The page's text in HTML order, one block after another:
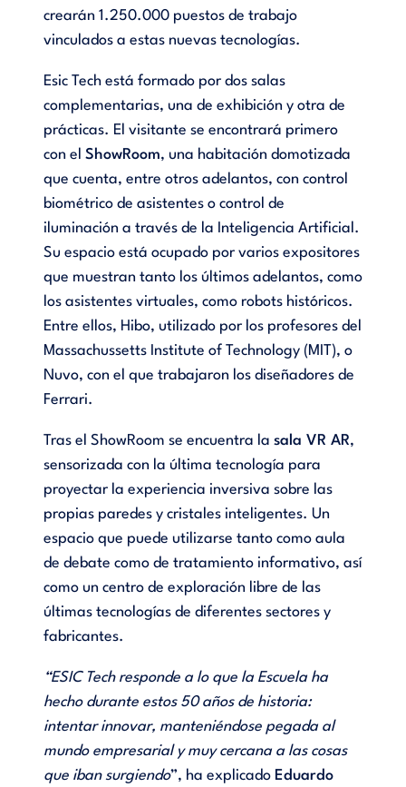
crearán 1.250.000 puestos de trabajo
vinculados a estas nuevas tecnologías.
Esic Tech está formado por dos salas
complementarias, una de exhibición y otra de
prácticas. El visitante se encontrará primero
con el ShowRoom, una habitación domotizada
que cuenta, entre otros adelantos, con control
biométrico de asistentes o control de
iluminación a través de la Inteligencia Artificial.
Su espacio está ocupado por varios expositores
que muestran tanto los últimos adelantos, como
los asistentes virtuales, como robots históricos.
Entre ellos, Hibo, utilizado por los profesores del
Massachussetts Institute of Technology (MIT), o
Nuvo, con el que trabajaron los diseñadores de
Ferrari.
Tras el ShowRoom se encuentra la sala VR AR,
sensorizada con la última tecnología para
proyectar la experiencia inversiva sobre las
propias paredes y cristales inteligentes. Un
espacio que puede utilizarse tanto como aula
de debate como de tratamiento informativo, así
como un centro de exploración libre de las
últimas tecnologías de diferentes sectores y
fabricantes.
“ESIC Tech responde a lo que la Escuela ha
hecho durante estos 50 años de historia:
intentar innovar, manteniéndose pegada al
mundo empresarial y muy cercana a las cosas
que iban surgiendo”, ha explicado Eduardo